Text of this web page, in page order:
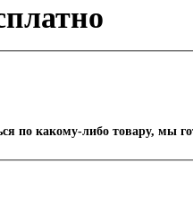
по какому-либо товару, мы